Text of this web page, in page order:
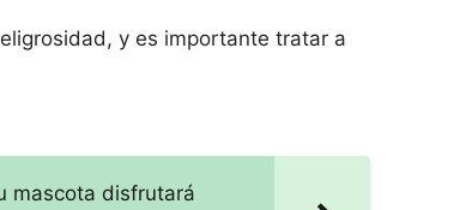
y es importante tratar a
mascota disfrutará